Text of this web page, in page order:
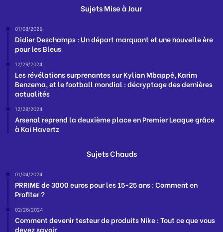
Sujets Mise à Jour
01/08/2025
Didier Deschamps : Un départ marquant et une nouvelle ère
pour les Bleus
12/29/2024
Les révélations surprenantes sur Kylian Mbappé, Karim
Benzema, et le football mondial : décryptage des dernières
actualités
12/28/2024
Arsenal reprend la deuxième place en Premier League grâce
à Kai Havertz
Sujets Chauds
01/04/2024
PRRIME de 3000 euros pour les 15-25 ans : Comment en
Profiter ?
02/26/2024
Comment devenir testeur de produits Nike : Tout ce que vous
devez savoir